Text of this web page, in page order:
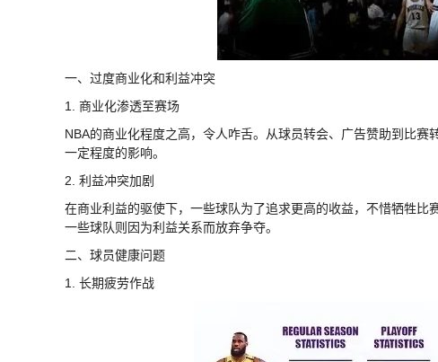
一、过度商业化和利益冲突
1. 商业化渗透至赛场
NBA的商业化程度之高，令人咋舌。从球员转会、广告赞助到比
一定程度的影响。
2. 利益冲突加剧
在商业利益的驱使下，一些球队为了追求更高的收益，不惜牺牲
一些球队则因为利益关系而放弃争夺。
二、球员健康问题
1. 长期疲劳作战